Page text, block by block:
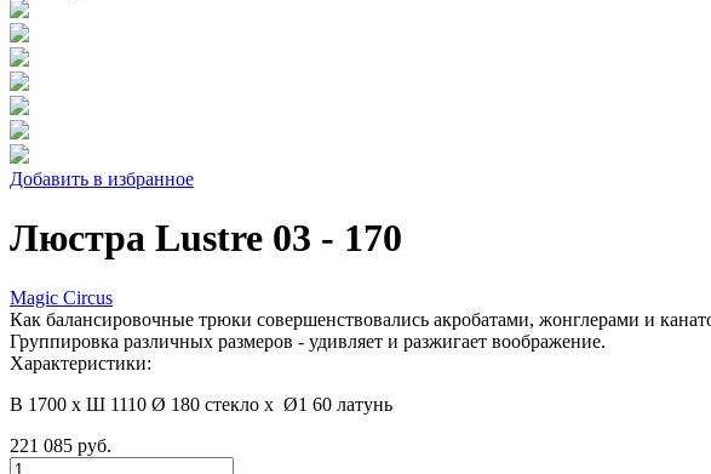
Добавить в избранное
Люстра Lustre 03 - 170
Magic Circus
Как балансировочные трюки совершенствовались акробатами, жонглерами и
Группировка различных размеров - удивляет и разжигает воображение.
Характеристики:
В 1700 х Ш 1110 Ø 180 стекло х Ø1 60 латунь
221 085 руб.